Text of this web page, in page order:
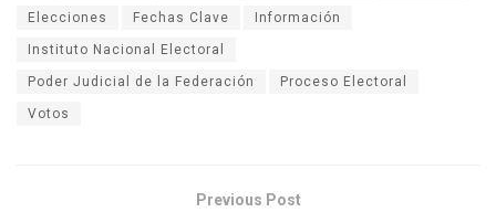
Elecciones Fechas Clave Información
Instituto Nacional Electoral
Poder Judicial de la Federación Proceso Electoral
Votos
Previous Post